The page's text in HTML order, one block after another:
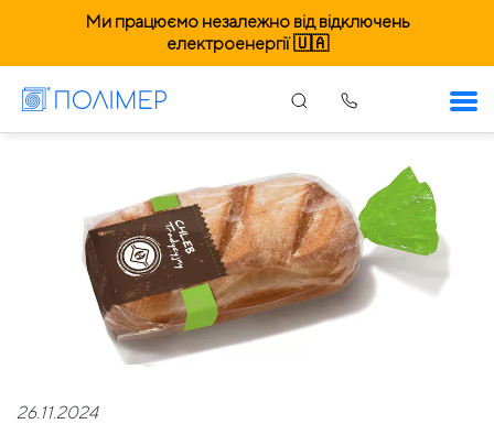
Ми працюємо незалежно від відключень
електроенергії 🇺🇦
26.11.2024